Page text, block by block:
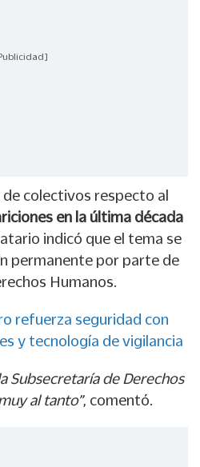
colectivos respecto al
en la última década
indicó que el tema se
permanente por parte de
Humanos.
refuerza seguridad con
y tecnología de vigilancia
Subsecretaría de Derechos
al tanto”, comentó.